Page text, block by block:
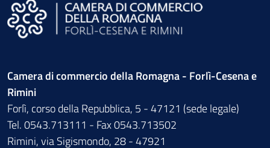
Camera di commercio della Romagna - Forlì-Cesena e
Rimini
Forlì, corso della Repubblica, 5 - 47121 (sede legale)
Tel. 0543.713111 - Fax 0543.713502
Rimini, via Sigismondo, 28 - 47921